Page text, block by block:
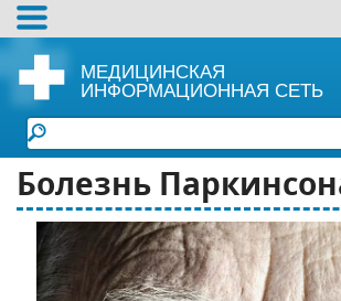
МЕДИЦИНСКАЯ
ИНФОРМАЦИОННАЯ СЕТЬ
Болезнь